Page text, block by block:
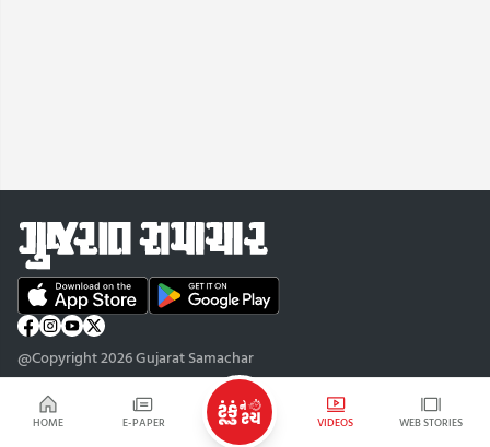
HOME E-PAPER VIDEOS WEB STORIES
@Copyright 2026 Gujarat Samachar